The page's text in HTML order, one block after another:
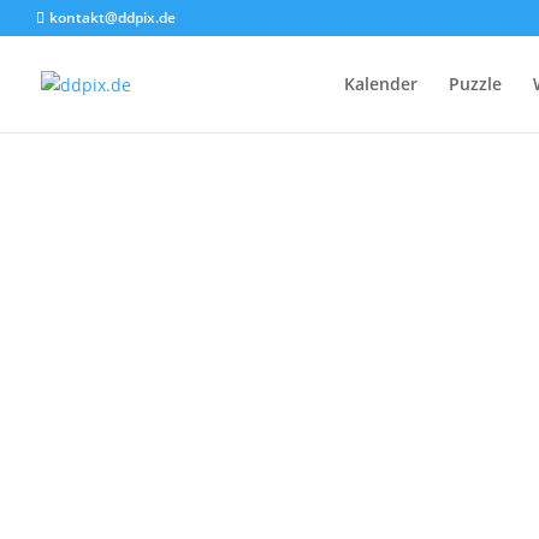
kontakt@ddpix.de
Kalender Puzzle